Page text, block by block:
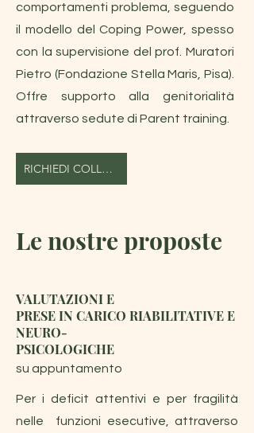
comportamenti problema, seguendo
il modello del Coping Power, spesso
con la supervisione del prof. Muratori
Pietro (Fondazione Stella Maris, Pisa).
Offre supporto alla genitorialità
attraverso sedute di Parent training.
RICHIEDI COLLOQUIO
Le nostre proposte
VALUTAZIONI E
PRESE IN CARICO RIABILITATIVE E
NEURO-
PSICOLOGICHE
su appuntamento
Per i deficit attentivi e per fragilità
nelle funzioni esecutive, attraverso